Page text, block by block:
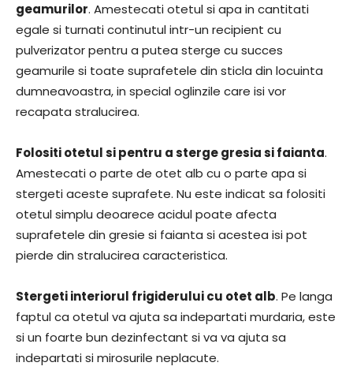
geamurilor. Amestecati otetul si apa in cantitati
egale si turnati continutul intr-un recipient cu
pulverizator pentru a putea sterge cu succes
geamurile si toate suprafetele din sticla din locuinta
dumneavoastra, in special oglinzile care isi vor
recapata stralucirea.
Folositi otetul si pentru a sterge gresia si faianta.
Amestecati o parte de otet alb cu o parte apa si
stergeti aceste suprafete. Nu este indicat sa folositi
otetul simplu deoarece acidul poate afecta
suprafetele din gresie si faianta si acestea isi pot
pierde din stralucirea caracteristica.
Stergeti interiorul frigiderului cu otet alb. Pe langa
faptul ca otetul va ajuta sa indepartati murdaria, este
si un foarte bun dezinfectant si va va ajuta sa
indepartati si mirosurile neplacute.